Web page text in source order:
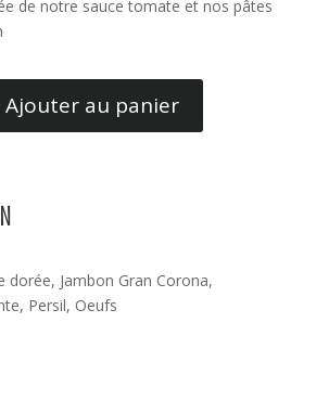
de notre sauce tomate et nos pâtes
Ajouter au panier
dorée, Jambon Gran Corona,
Persil, Oeufs